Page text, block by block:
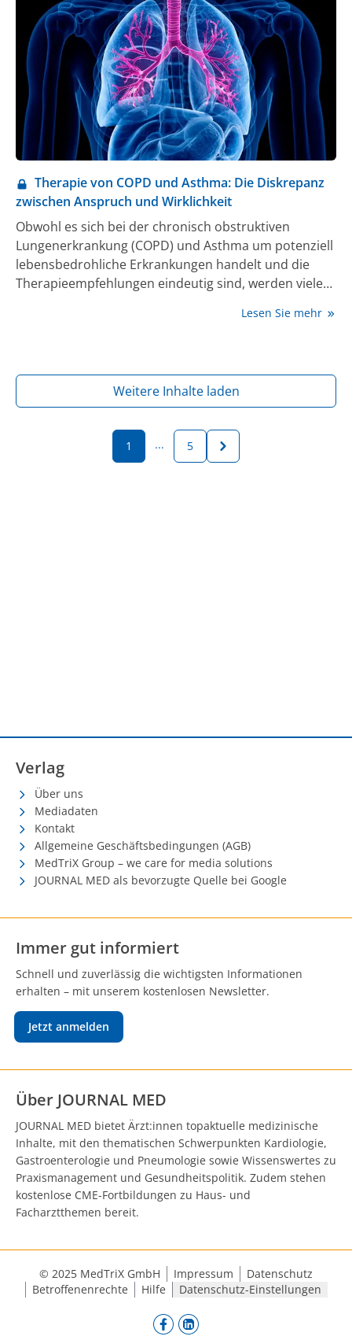
Therapie von COPD und Asthma: Die Diskrepanz
zwischen Anspruch und Wirklichkeit
Obwohl es sich bei der chronisch obstruktiven
Lungenerkrankung (COPD) und Asthma um potenziell
lebensbedrohliche Erkrankungen handelt und die
Therapieempfehlungen eindeutig sind, werden viele
Lesen Sie mehr
Weitere Inhalte laden
1 ... 5
Verlag
Über uns
Mediadaten
Kontakt
Allgemeine Geschäftsbedingungen (AGB)
MedTriX Group – we care for media solutions
JOURNAL MED als bevorzugte Quelle bei Google
Immer gut informiert
Schnell und zuverlässig die wichtigsten Informationen
erhalten – mit unserem kostenlosen Newsletter.
Jetzt anmelden
Über JOURNAL MED
JOURNAL MED bietet Ärzt:innen topaktuelle medizinische
Inhalte, mit den thematischen Schwerpunkten Kardiologie,
Gastroenterologie und Pneumologie sowie Wissenswertes zu
Praxismanagement und Gesundheitspolitik. Zudem stehen
kostenlose CME-Fortbildungen zu Haus- und
Facharztthemen bereit.
© 2025 MedTriX GmbH Impressum
Datenschutz
Betroffenenrechte
Hilfe Datenschutz-Einstellungen